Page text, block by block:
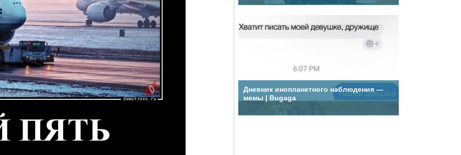
Дневник инопланетного наблюдения —
мемы | Bugaga